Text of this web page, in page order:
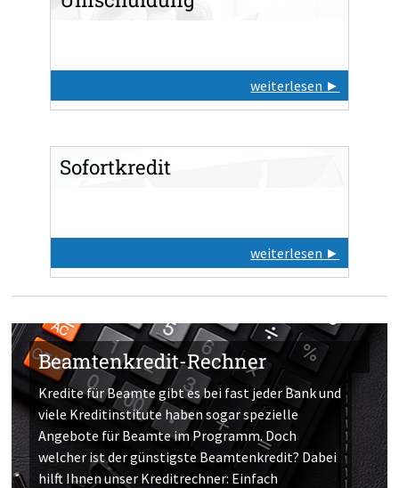
Jetzt DKB-Privatkredit
beantragen
weiterlesen ►
Sofortkredit
weiterlesen ►
Beamtenkredit-Rechner
Kredite für Beamte gibt es bei fast jeder Bank und
viele Kreditinstitute haben sogar spezielle
Angebote für Beamte im Programm. Doch
welcher ist der günstigste Beamtenkredit? Dabei
hilft Ihnen unser Kreditrechner: Einfach